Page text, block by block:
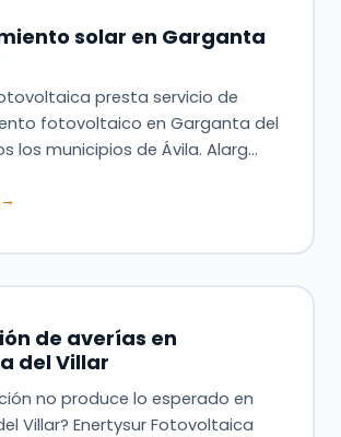
solar en Garganta
presta servicio de
fotovoltaico en Garganta del
los municipios de Ávila. Alarg…
→
de averías en
del Villar
no produce lo esperado en
Villar? Enertysur Fotovoltaica